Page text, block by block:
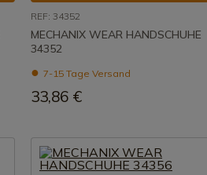
REF: 34352
MECHANIX WEAR HANDSCHUHE
34352
7-15 Tage Versand
33,86 €